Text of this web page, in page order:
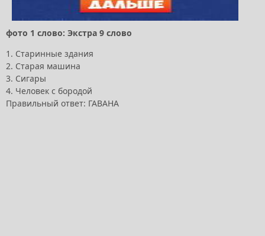
фото 1 слово: Экстра 9 слово
1. Старинные здания
2. Старая машина
3. Сигары
4. Человек с бородой
Правильный ответ: ГАВАНА